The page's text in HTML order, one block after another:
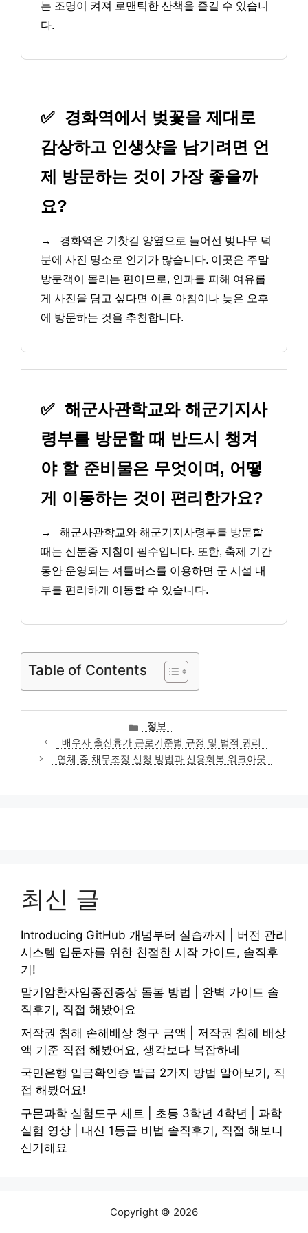
는 조명이 켜져 로맨틱한 산책을 즐길 수 있습니
다.
✅ 경화역에서 벚꽃을 제대로
감상하고 인생샷을 남기려면 언
제 방문하는 것이 가장 좋을까
요?
→
경화역은 기찻길 양옆으로 늘어선 벚나무 덕
분에 사진 명소로 인기가 많습니다. 이곳은 주말
방문객이 몰리는 편이므로, 인파를 피해 여유롭
게 사진을 담고 싶다면 이른 아침이나 늦은 오후
에 방문하는 것을 추천합니다.
✅ 해군사관학교와 해군기지사
령부를 방문할 때 반드시 챙겨
야 할 준비물은 무엇이며, 어떻
게 이동하는 것이 편리한가요?
→
해군사관학교와 해군기지사령부를 방문할
때는 신분증 지참이 필수입니다. 또한, 축제 기간
동안 운영되는 셔틀버스를 이용하면 군 시설 내
부를 편리하게 이동할 수 있습니다.
Table of Contents
카
테
고
리
정보
배우자 출산휴가 근로기준법 규정 및 법적 권리
연체 중 채무조정 신청 방법과 신용회복 워크아웃
최신 글
Introducing GitHub 개념부터 실습까지 | 버전 관리
시스템 입문자를 위한 친절한 시작 가이드, 솔직후
기!
말기암환자임종전증상 돌봄 방법 | 완벽 가이드 솔
직후기, 직접 해봤어요
저작권 침해 손해배상 청구 금액 | 저작권 침해 배상
액 기준 직접 해봤어요, 생각보다 복잡하네
국민은행 입금확인증 발급 2가지 방법 알아보기, 직
접 해봤어요!
구몬과학 실험도구 세트 | 초등 3학년 4학년 | 과학
실험 영상 | 내신 1등급 비법 솔직후기, 직접 해보니
신기해요
Copyright © 2026